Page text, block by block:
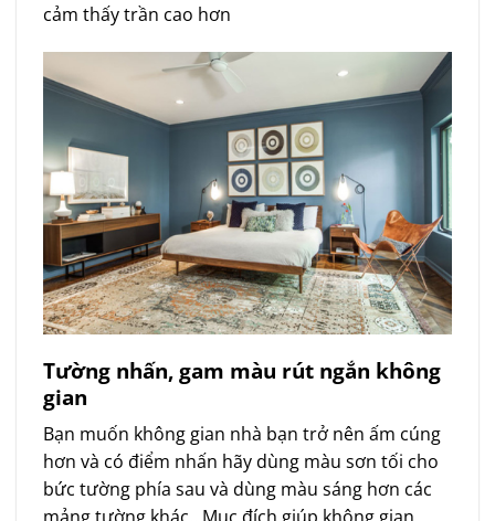
cảm thấy trần cao hơn
Tường nhấn, gam màu rút ngắn không
gian
Bạn muốn không gian nhà bạn trở nên ấm cúng
hơn và có điểm nhấn hãy dùng màu sơn tối cho
bức tường phía sau và dùng màu sáng hơn các